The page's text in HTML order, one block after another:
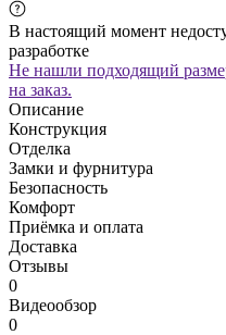
В настоящий момент
разработке
Не нашли подходящий
на заказ.
Описание
Конструкция
Отделка
Замки и фурнитура
Безопасность
Комфорт
Приёмка и оплата
Доставка
Отзывы
0
Видеообзор
0